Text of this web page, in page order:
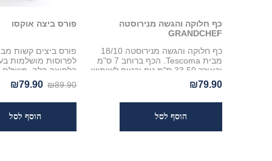
כף חלוקה והגשה מנירוסטה
GRANDCHEF
כף חלוקה והגשה מנירוסטה 18/10
מבית Tescoma. הכף ברוחב 7 ס"מ
ובאורך 33.50 ס"מ נוח ובטוח לשימוש.
מתנקה בקלות, מתאים למדיח כלים
ועמידה לאורך שנים
₪79.90
פורס ביצה אוקסו
בלחיצה קלה. מושלם
סלטים וסנדוויצ'ים
₪89.90
₪79.90